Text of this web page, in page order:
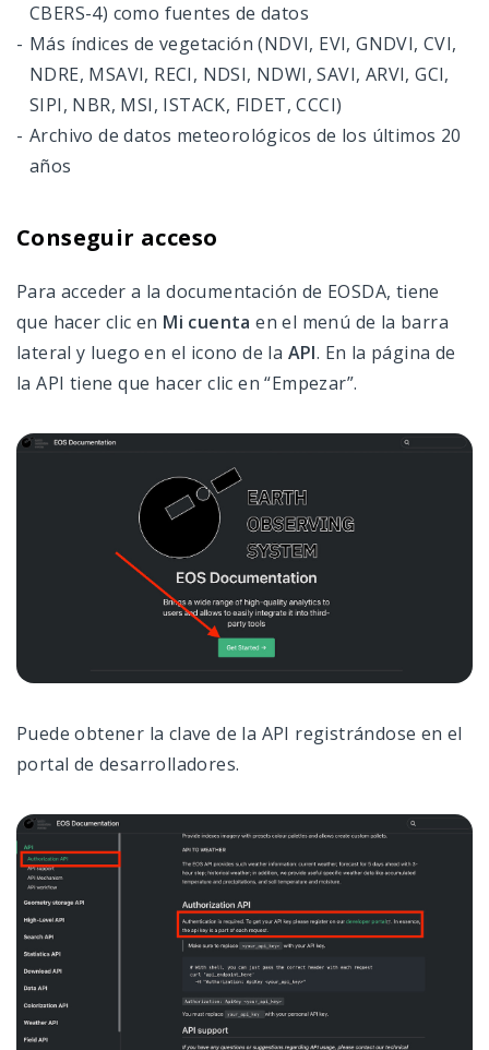
CBERS-4) como fuentes de datos
Más índices de vegetación (NDVI, EVI, GNDVI, CVI,
NDRE, MSAVI, RECI, NDSI, NDWI, SAVI, ARVI, GCI,
SIPI, NBR, MSI, ISTACK, FIDET, CCCI)
Archivo de datos meteorológicos de los últimos 20
años
Conseguir acceso
Para acceder a la documentación de EOSDA, tiene
que hacer clic en Mi cuenta en el menú de la barra
lateral y luego en el icono de la API. En la página de
la API tiene que hacer clic en “Empezar”.
Puede obtener la clave de la API registrándose en el
portal de desarrolladores.